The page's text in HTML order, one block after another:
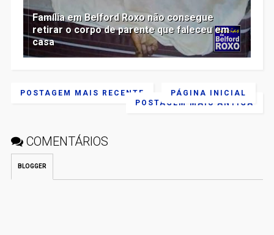
Família em Belford Roxo não consegue
retirar o corpo de parente que faleceu em
casa
POSTAGEM MAIS RECENTE
POSTAGEM MAIS ANTIGA
PÁGINA INICIAL
COMENTÁRIOS
BLOGGER